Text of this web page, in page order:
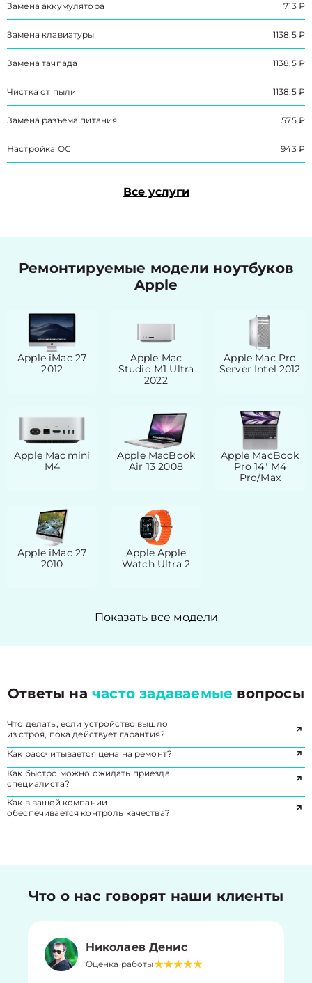
Замена аккумулятора 713 ₽
Замена клавиатуры 1138.5 ₽
Замена тачпада 1138.5 ₽
Чистка от пыли 1138.5 ₽
Замена разъема питания 575 ₽
Настройка ОС 943 ₽
Все услуги
Ремонтируемые модели ноутбуков
Apple
Apple iMac 27
2012
Apple Mac
Studio M1 Ultra
2022
Apple Mac Pro
Server Intel 2012
Apple Mac mini
M4
Apple MacBook
Air 13 2008
Apple MacBook
Pro 14″ M4
Pro/Max
Apple iMac 27
2010
Apple Apple
Watch Ultra 2
Показать все модели
Ответы начасто задаваемые вопросы
Что делать, если устройство вышло
из строя, пока действует гарантия?
Как рассчитывается цена на ремонт?
Как быстро можно ожидать приезда
специалиста?
Как в вашей компании
обеспечивается контроль качества?
Что о нас говорят наши клиенты
Николаев Денис
Оценка работы